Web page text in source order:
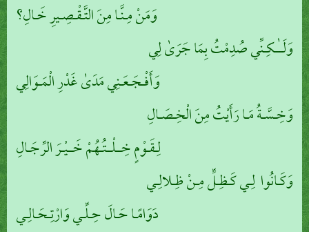
وَمَنْ مِـنَّـا مِنَ التَّـقْـصِـيرِ خَـالِ؟
وَلَــٰـكِـنِّي صُدِمْتُ بِمَا جَرَىٰ لِي
وَأَفْـجَـعَـنِي مَدَىٰ غَدْرِ الْمَـوَالِي
وَخِـسَّـةُ مَـا رَأَيْتُ مِنَ الْخِـصَـالِ
لِـقَـوْمٍ خِــلْــتُـهُمْ خَــيْـرَ الرِّجَـالِ
وَكَـانُوا لِـي كَـظِـلٍّ مِـنْ ظِـلالِـي
دَوَامًـا حَـالَ حِـلِّـي وَارْتِـحَـالِـي